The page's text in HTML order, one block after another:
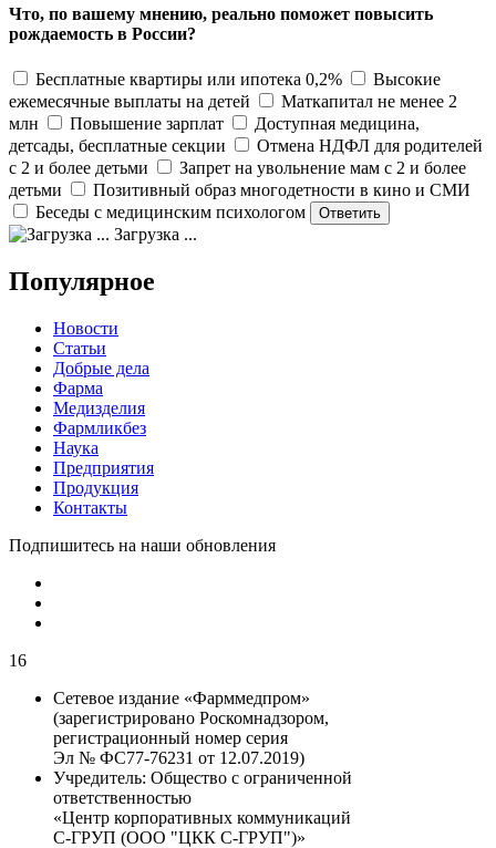
Что, по вашему мнению, реально поможет повысить
рождаемость в России?
Бесплатные квартиры или ипотека 0,2%
Высокие
ежемесячные выплаты на детей
Маткапитал не менее 2
млн
Повышение зарплат
Доступная медицина,
детсады, бесплатные секции
Отмена НДФЛ для родителей
с 2 и более детьми
Запрет на увольнение мам с 2 и более
детьми
Позитивный образ многодетности в кино и СМИ
Беседы с медицинским психологом
Загрузка ...
Популярное
Новости
Статьи
Добрые дела
Фарма
Медизделия
Фармликбез
Наука
Предприятия
Продукция
Контакты
Подпишитесь на наши обновления
16
Сетевое издание «Фарммедпром»
(зарегистрировано Роскомнадзором,
регистрационный номер серия
Эл № ФС77-76231 от 12.07.2019)
Учредитель: Общество с ограниченной
ответственностью
«Центр корпоративных коммуникаций
С-ГРУП (ООО "ЦКК С-ГРУП")»